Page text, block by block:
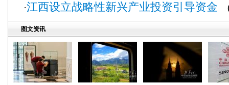
·江西设立战略性新兴产业投资引导资金
图文资讯